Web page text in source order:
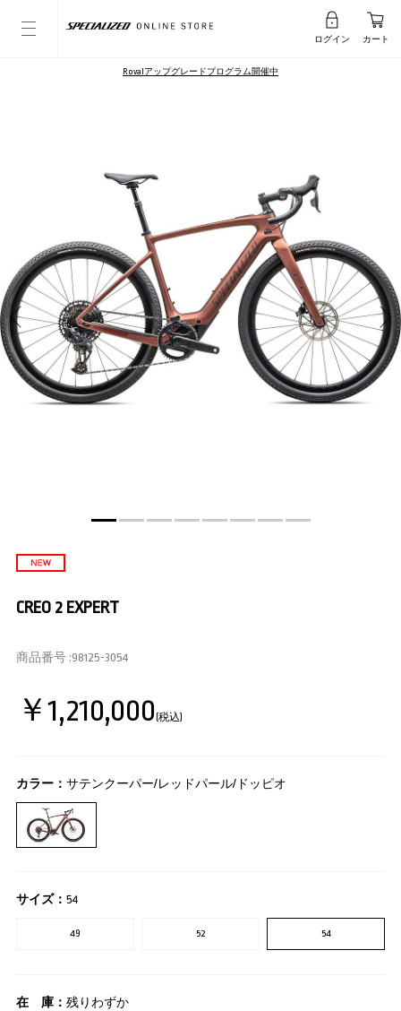
ログイン カート
Rovalアップグレードプログラム開催中
CREO 2 EXPERT
商品番号 :98125-3054
￥1,210,000(税込)
カラー： サテンクーパー/レッドパール/ドッピオ
サイズ： 54
49 52 54
在 庫： 残りわずか